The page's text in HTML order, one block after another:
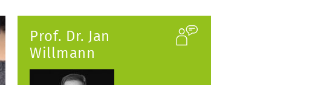
Prof. Dr. Jan
Willmann